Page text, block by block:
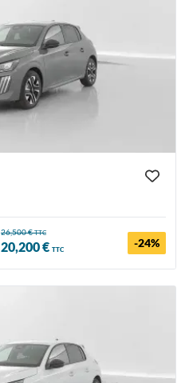
26,500 €TTC
20,200 € TTC -24%